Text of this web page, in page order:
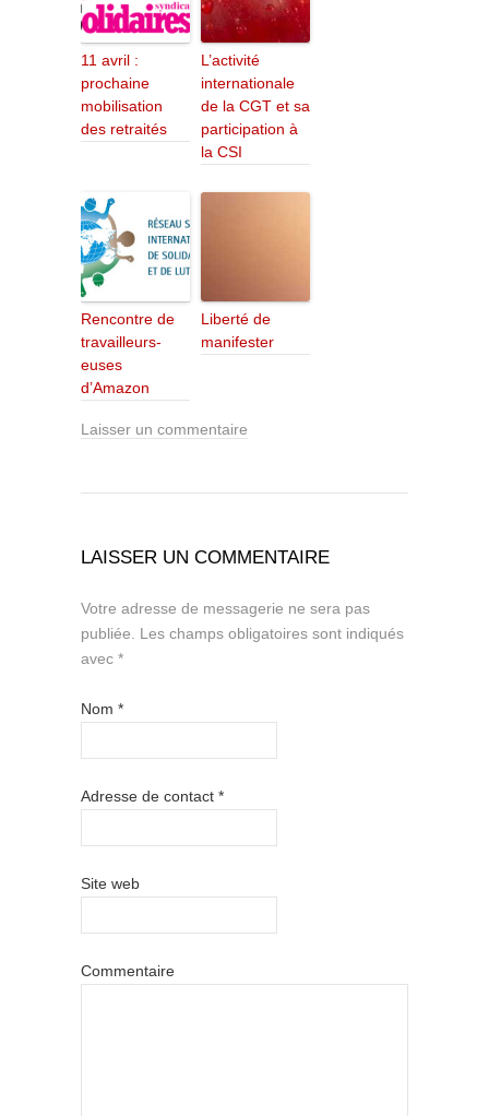
11 avril :
prochaine
mobilisation
des retraités
L’activité
internationale
de la CGT et sa
participation à
la CSI
Rencontre de
travailleurs-
euses
d’Amazon
Liberté de
manifester
Laisser un commentaire
LAISSER UN COMMENTAIRE
Votre adresse de messagerie ne sera pas
publiée. Les champs obligatoires sont indiqués
avec *
Nom *
Adresse de contact *
Site web
Commentaire